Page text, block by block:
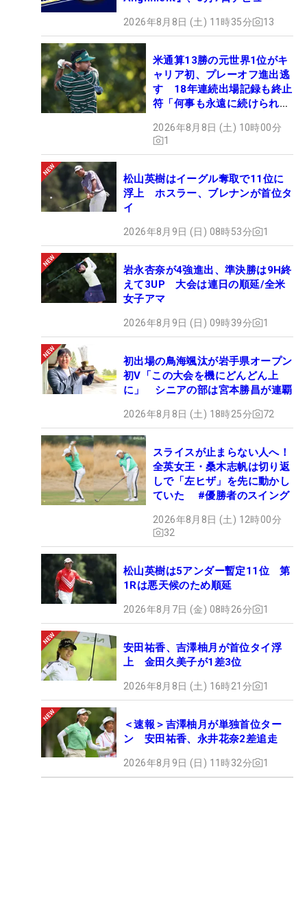
2026年8月8日 (土) 11時35分 13
米通算13勝の元世界1位がキ
ャリア初、プレーオフ進出逃
す 18年連続出場記録も終止
符「何事も永遠に続けられな
2026年8月8日 (土) 10時00分
1
松山英樹はイーグル奪取で11位に
浮上 ホスラー、ブレナンが首位タ
イ
2026年8月9日 (日) 08時53分 1
岩永杏奈が4強進出、準決勝は9H終
えて3UP 大会は連日の順延/全米
女子アマ
2026年8月9日 (日) 09時39分 1
初出場の鳥海颯汰が岩手県オープン
初V「この大会を機にどんどん上
に」 シニアの部は宮本勝昌が連覇
2026年8月8日 (土) 18時25分 72
スライスが止まらない人へ！
全英女王・桑木志帆は切り返
しで「左ヒザ」を先に動かし
ていた #優勝者のスイング
2026年8月8日 (土) 12時00分
32
松山英樹は5アンダー暫定11位 第
1Rは悪天候のため順延
2026年8月7日 (金) 08時26分 1
安田祐香、吉澤柚月が首位タイ浮
上 金田久美子が1差3位
2026年8月8日 (土) 16時21分 1
＜速報＞吉澤柚月が単独首位ター
ン 安田祐香、永井花奈2差追走
2026年8月9日 (日) 11時32分 1